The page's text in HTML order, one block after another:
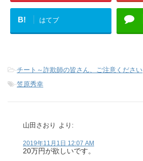
B! はてブ
-チート～詐欺師の皆さん、ご注意ください
-笠原秀幸
山田さおり より:
2019年11月1日 12:07 AM
20万円が欲しいです。